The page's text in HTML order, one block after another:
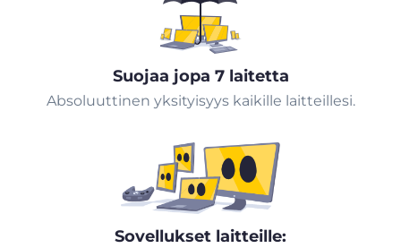
Suojaa jopa 7 laitetta
Absoluuttinen yksityisyys kaikille laitteillesi.
Sovellukset laitteille: